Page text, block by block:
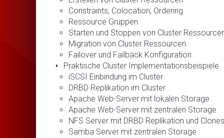
Constraints, Colocation, Ordering
Ressource Gruppen
Starten und Stoppen von Cluster
Migration von Cluster Ressourcen
Failover und Failback Konfiguration
Praktische Cluster Implementationsbeispiele
iSCSI Einbindung im Cluster
DRBD Replikation im Cluster
Apache Web-Server mit lokalen Storage
Apache Web-Server mit zentralen Storage
NFS Server mit DRBD Replikation und
Samba Server mit zentralen Storage